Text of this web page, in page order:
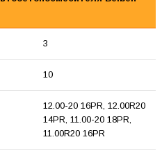
3
10
12.00-20 16PR, 12.00R20
14PR, 11.00-20 18PR,
11.00R20 16PR